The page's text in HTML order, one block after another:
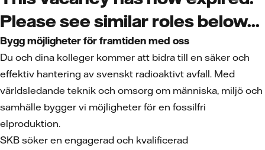
Please see similar roles below...
Bygg möjligheter för framtiden med oss
Du och dina kolleger kommer att bidra till en säker och
effektiv hantering av svenskt radioaktivt avfall. Med
världsledande teknik och omsorg om människa, miljö och
samhälle bygger vi möjligheter för en fossilfri
elproduktion.
SKB söker en engagerad och kvalificerad